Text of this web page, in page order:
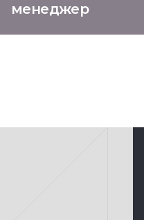
менеджер